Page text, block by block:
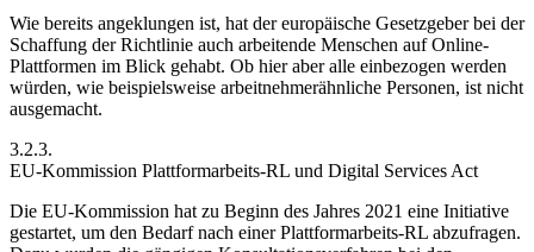
Wie bereits angeklungen ist, hat der europäische Gesetzgeber bei der
Schaffung der Richtlinie auch arbeitende Menschen auf Online-
Plattformen im Blick gehabt. Ob hier aber alle einbezogen werden
würden, wie beispielsweise arbeitnehmerähnliche Personen, ist nicht
ausgemacht.
3.2.3.
EU-Kommission Plattformarbeits-RL und Digital Services Act
Die EU-Kommission hat zu Beginn des Jahres 2021 eine Initiative
gestartet, um den Bedarf nach einer Plattformarbeits-RL abzufragen.